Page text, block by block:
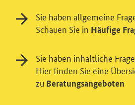
Sie haben allgemeine
Schauen Sie in Häufige
Sie haben inhaltliche
Hier finden Sie eine
zu Beratungsangeboten